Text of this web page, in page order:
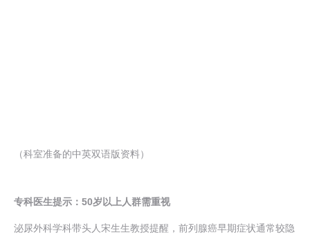
（科室准备的中英双语版资料）
专科医生提示：50岁以上人群需重视
泌尿外科学科带头人宋生生教授提醒，前列腺癌早期症状通常较隐